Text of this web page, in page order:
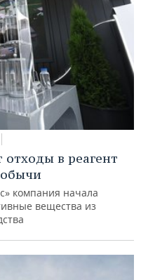
в реагент
компания начала
вещества из